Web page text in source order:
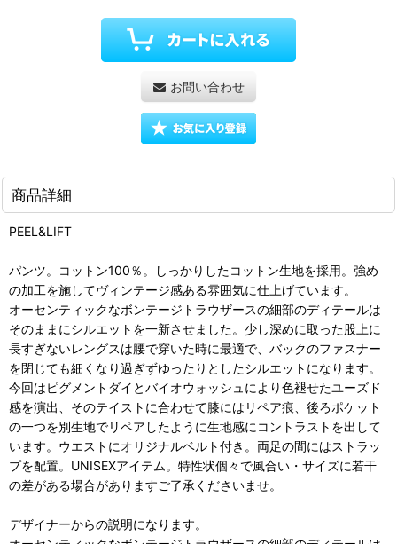
お問い合わせ
商品詳細
PEEL&LIFT
パンツ。コットン100％。しっかりしたコットン生地を採用。強め
の加工を施してヴィンテージ感ある雰囲気に仕上げています。
オーセンティックなボンテージトラウザースの細部のディテールは
そのままにシルエットを一新させました。少し深めに取った股上に
長すぎないレングスは腰で穿いた時に最適で、バックのファスナー
を閉じても細くなり過ぎずゆったりとしたシルエットになります。
今回はピグメントダイとバイオウォッシュにより色褪せたユーズド
感を演出、そのテイストに合わせて膝にはリペア痕、後ろポケット
の一つを別生地でリペアしたように生地感にコントラストを出して
います。ウエストにオリジナルベルト付き。両足の間にはストラッ
プを配置。UNISEXアイテム。特性状個々で風合い・サイズに若干
の差がある場合がありますご了承くださいませ。
デザイナーからの説明になります。